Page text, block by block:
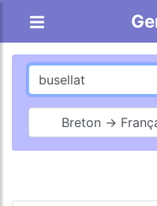
Breton →